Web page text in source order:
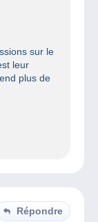
sur le
leur
plus de
Répondre